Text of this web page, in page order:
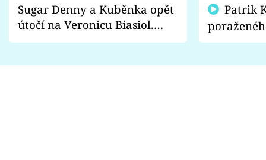
Sugar Denny a Kuběnka opět
útočí na Veronicu Biasiol.
Proč je podle nich falešná a
fanoušci